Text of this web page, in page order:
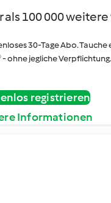
als 100 000
30-Tage Abo. Tauche
ohne jegliche Verpflichtung.
registrieren
Informationen